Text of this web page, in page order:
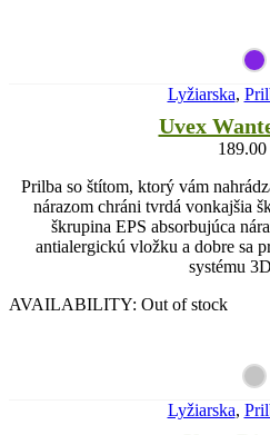
Lyžiarska,
Uvex
189.00
Prilba so štítom, ktorý vám
nárazom chráni tvrdá vonkajšia
škrupina EPS absorbujúca
antialergickú vložku a dobre sa
systému
AVAILABILITY: Out of stock
Lyžiarska,